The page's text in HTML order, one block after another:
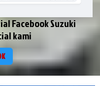
Facebook Suzuki
kami